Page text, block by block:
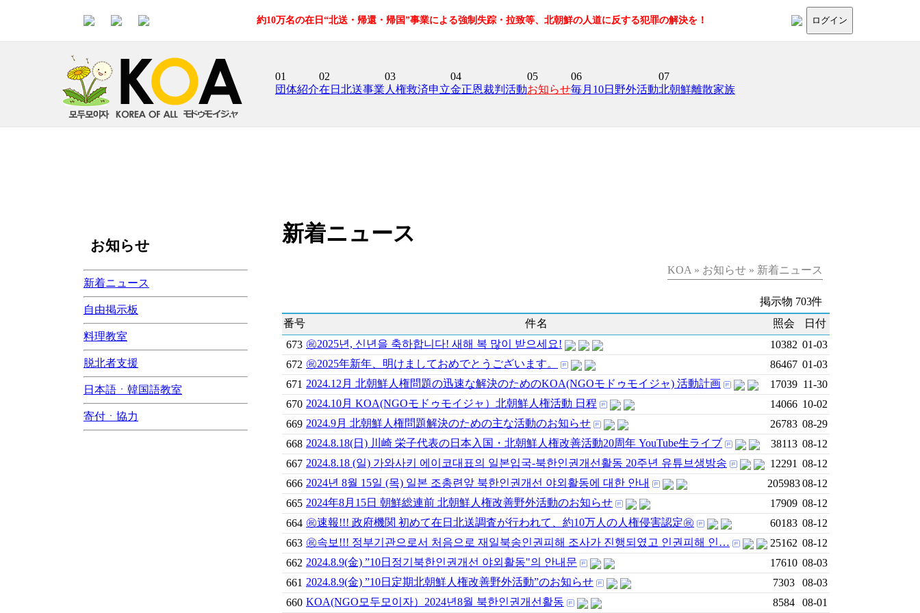
約10万名の在日“北送・帰還・帰国”事業による強制失踪・拉致等、北朝鮮の人道に反する犯罪の解決を！ ログイン
01
団体紹介
02
在日北送事業
03
人権救済申立
04
金正恩裁判活動
05
お知らせ
06
毎月10日野外活動
07
北朝鮮離散家族
お知らせ
新着ニュース
自由掲示板
料理教室
脱北者支援
日本語ㆍ韓国語教室
寄付ㆍ協力
新着ニュース
KOA » お知らせ » 新着ニュース
掲示物 703件
番号
件名 照会
日付
673 ㊗️2025년, 신년을 축하합니다! 새해 복 많이 받으세요! 10382 01-03
672 ㊗️2025年新年、明けましておめでとうございます。 86467 01-03
671 2024.12月 北朝鮮人権問題の迅速な解決のためのKOA(NGOモドゥモイジャ) 活動計画 17039 11-30
670 2024.10月 KOA(NGOモドゥモイジャ）北朝鮮人権活動 日程 14066 10-02
669 2024.9月 北朝鮮人権問題解決のための主な活動のお知らせ 26783 08-29
668 2024.8.18(日) 川崎 栄子代表の日本入国・北朝鮮人権改善活動20周年 YouTube生ライブ 38113 08-12
667 2024.8.18 (일) 가와사키 에이코대표의 일본입국-북한인권개선활동 20주년 유튜브생방송 12291 08-12
666 2024년 8월 15일 (목) 일본 조총련앞 북한인권개선 야외활동에 대한 안내 20598308-12
665 2024年8月15日 朝鮮総連前 北朝鮮人権改善野外活動のお知らせ 17909 08-12
664 ㊗️速報!!! 政府機関 初めて在日北送調査が行われて、約10万人の人権侵害認定㊗️ 60183 08-12
663 ㊗️속보!!! 정부기관으로서 처음으로 재일북송인권피해 조사가 진행되였고 인권피해 인… 25162 08-12
662 2024.8.9(金) ”10日정기북한인권개선 야외활동"의 안내문 17610 08-03
661 2024.8.9(金) ”10日定期北朝鮮人権改善野外活動”のお知らせ 7303
08-03
660 KOA(NGO모두모이자）2024년8월 북한인권개선활동 8584 08-01